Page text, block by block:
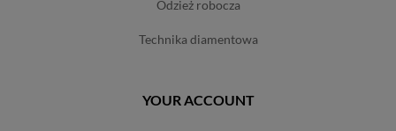
odzież robocza
technika diamentowa
YOUR ACCOUNT